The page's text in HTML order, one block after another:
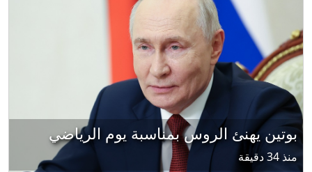
بوتين يهنئ الروس بمناسبة يوم الرياضي
منذ 34 دقيقة